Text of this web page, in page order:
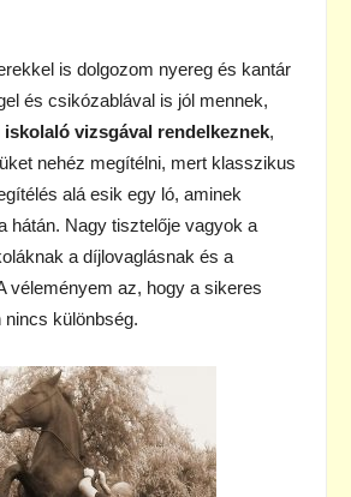
is dolgozom nyereg és kantár
és csikózablával is jól mennek,
vizsgával rendelkeznek,
nehéz megítélni, mert klasszikus
alá esik egy ló, aminek
hátán. Nagy tisztelője vagyok a
a díjlovaglásnak és a
véleményem az, hogy a sikeres
nincs különbség.